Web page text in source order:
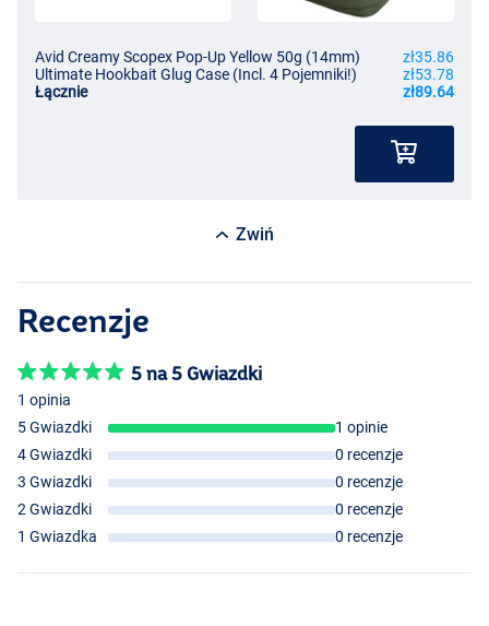
Avid Creamy Scopex Pop-Up Yellow 50g (14mm)
zł35.86
Ultimate Hookbait Glug Case (Incl. 4 Pojemniki!)
zł53.78
Łącznie
zł89.64
Zwiń
Recenzje
5 na 5 Gwiazdki
1 opinia
5 Gwiazdki
1 opinie
4 Gwiazdki
0 recenzje
3 Gwiazdki
0 recenzje
2 Gwiazdki
0 recenzje
1 Gwiazdka
0 recenzje